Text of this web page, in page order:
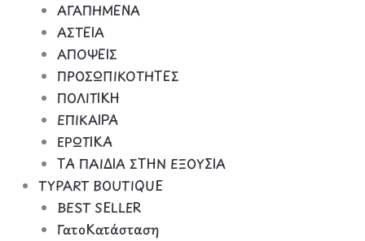
ΑΓΑΠΗΜΕΝΑ
ΑΣΤΕΙΑ
ΑΠΟΨΕΙΣ
ΠΡΟΣΩΠΙΚΟΤΗΤΕΣ
ΠΟΛΙΤΙΚΗ
ΕΠΙΚΑΙΡΑ
ΕΡΩΤΙΚΑ
ΤΑ ΠΑΙΔΙΑ ΣΤΗΝ ΕΞΟΥΣΙΑ
TYPART BOUTIQUE
BEST SELLER
ΓατοΚατάσταση